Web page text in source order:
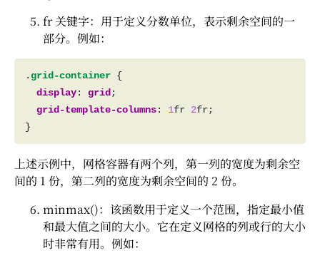
fr 关键字：用于定义分数单位，表示剩余空间的一
部分。例如：
.grid-container
display: grid
grid-template-columns: 1fr 2
上述示例中，网格容器有两个列，第一列的宽度为剩余空
间的 1 份，第二列的宽度为剩余空间的 2 份。
minmax()：该函数用于定义一个范围，指定最小值
和最大值之间的大小。它在定义网格的列或行的大小
时非常有用。例如：